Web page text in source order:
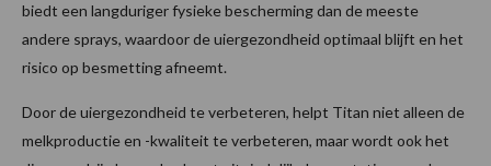
biedt een langduriger fysieke bescherming dan de meeste
andere sprays, waardoor de uiergezondheid optimaal blijft en het
risico op besmetting afneemt.
Door de uiergezondheid te verbeteren, helpt Titan niet alleen de
melkproductie en -kwaliteit te verbeteren, maar wordt ook het